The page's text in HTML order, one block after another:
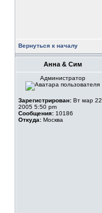
Вернуться к началу
Анна & Сим
Администратор
Зарегистрирован: Вт мар 22,
2005 5:50 pm
Сообщения: 10186
Откуда: Москва